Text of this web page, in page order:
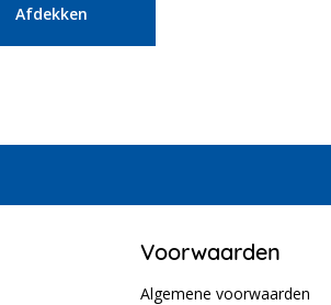
Afdekken
Voorwaarden
Algemene voorwaarden